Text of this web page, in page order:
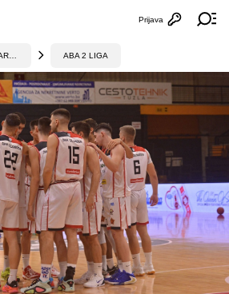
Otvori
Prijava
ABA 2 LIGA